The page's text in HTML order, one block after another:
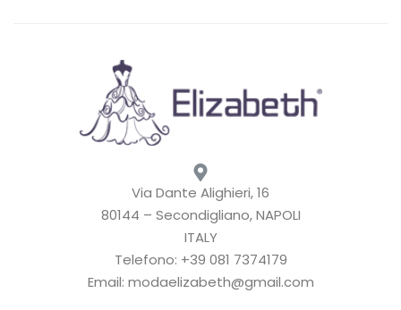
Via Dante Alighieri, 16
80144 – Secondigliano, NAPOLI
ITALY
Telefono: +39 081 7374179
Email: modaelizabeth@gmail.com